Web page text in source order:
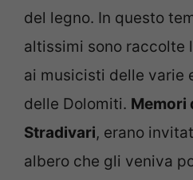
del legno. In questo
altissimi sono raccolte
ai musicisti delle varie
delle Dolomiti. Memori
Stradivari, erano
albero che gli veniva